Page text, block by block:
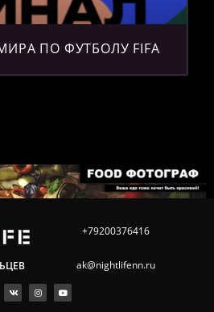
ПО ФУТБОЛУ FIFA
+79200376416
ak@nightlifenn.ru